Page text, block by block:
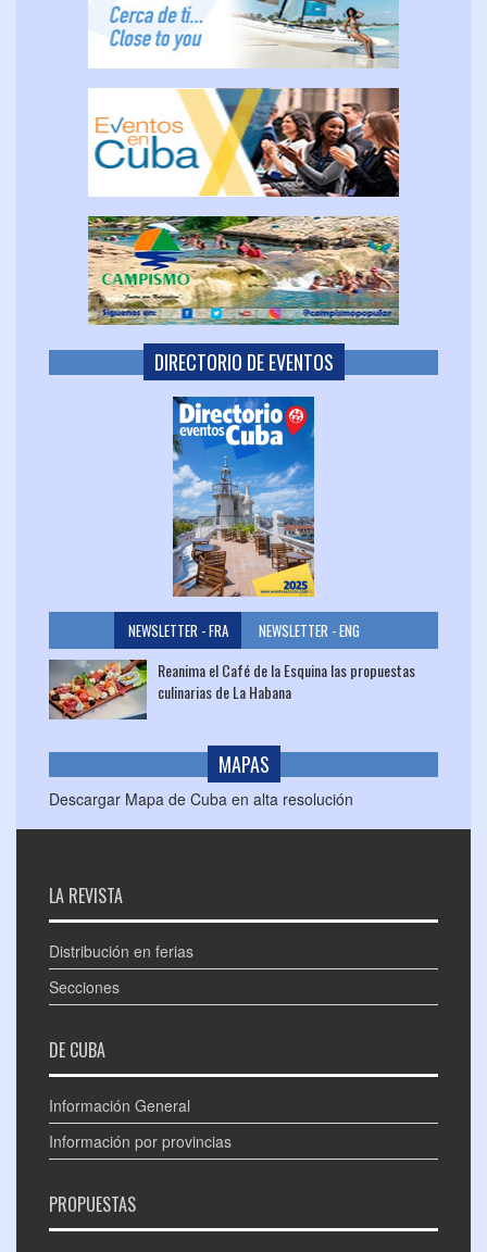
DIRECTORIO DE EVENTOS
NEWSLETTER - FRA NEWSLETTER - ENG
Reanima el Café de la Esquina las propuestas
culinarias de La Habana
MAPAS
Descargar Mapa de Cuba en alta resolución
LA REVISTA
Distribución en ferias
Secciones
DE CUBA
Información General
Información por provincias
PROPUESTAS